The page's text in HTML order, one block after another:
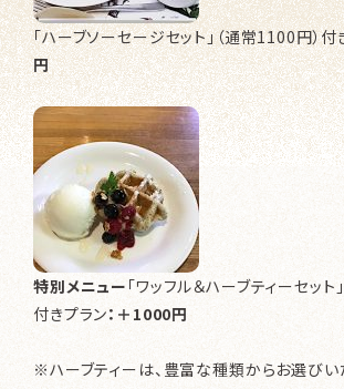
「ハーブソーセージセット」（通常1100円）付
円
特別メニュー 「ワッフル＆ハーブティーセット
付きプラン：＋1000円
※ハーブティーは、豊富な種類からお選びい